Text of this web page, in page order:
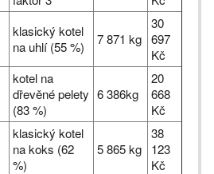
klasický kotel
na uhlí (55 %)
7 871 kg
30
697
Kč
kotel na
dřevěné pelety
(83 %)
6 386kg
20
668
Kč
klasický kotel
na koks (62
%)
5 865 kg
38
123
Kč